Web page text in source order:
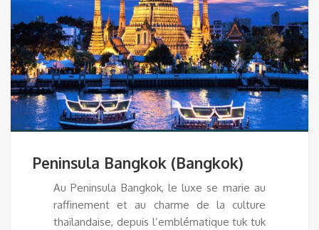
Peninsula Bangkok (Bangkok)
Au Peninsula Bangkok, le luxe se marie au
raffinement et au charme de la culture
thaïlandaise, depuis l’emblématique tuk tuk